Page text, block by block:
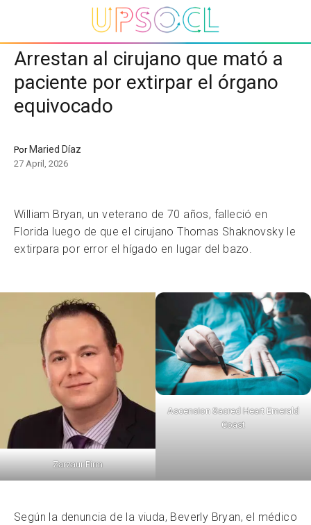
Arrestan al cirujano que mató a
paciente por extirpar el órgano
equivocado
Por Maried Díaz
27 April, 2026
William Bryan, un veterano de 70 años, falleció en
Florida luego de que el cirujano Thomas Shaknovsky le
extirpara por error el hígado en lugar del bazo.
Zarzaur Firm
Ascension Sacred Heart Emerald
Coast
Según la denuncia de la viuda, Beverly Bryan, el médico